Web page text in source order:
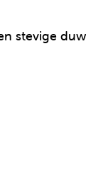
stevige